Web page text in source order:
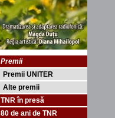
Premii
Premii UNITER
Alte premii
TNR în presă
80 de ani de TNR